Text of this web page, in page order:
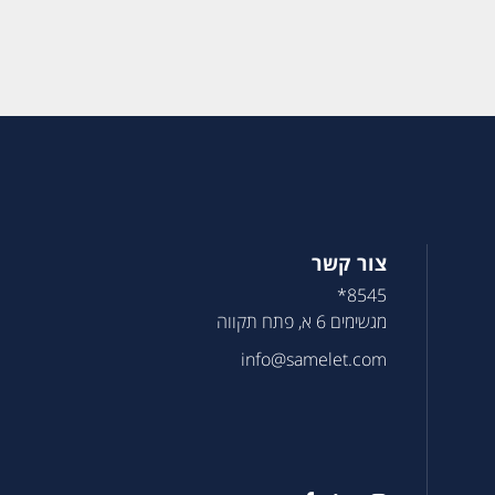
צור קשר
8545*
מגשימים 6 א, פתח תקווה
info@samelet.com